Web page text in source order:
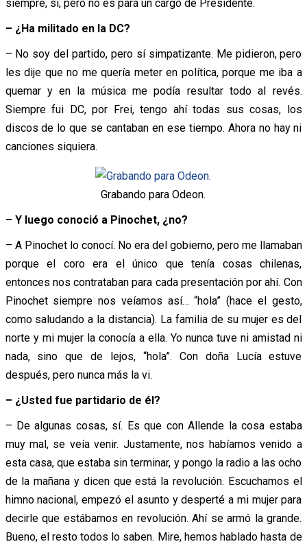
siempre, sí, pero no es para un cargo de Presidente.
– ¿Ha militado en la DC?
– No soy del partido, pero sí simpatizante. Me pidieron, pero
les dije que no me quería meter en política, porque me iba a
quemar y en la música me podía resultar todo al revés.
Siempre fui DC, por Frei, tengo ahí todas sus cosas, los
discos de lo que se cantaban en ese tiempo. Ahora no hay ni
canciones siquiera.
Grabando para Odeon.
– Y luego conoció a Pinochet, ¿no?
– A Pinochet lo conocí. No era del gobierno, pero me llamaban
porque el coro era el único que tenía cosas chilenas,
entonces nos contrataban para cada presentación por ahí. Con
Pinochet siempre nos veíamos así… “hola” (hace el gesto,
como saludando a la distancia). La familia de su mujer es del
norte y mi mujer la conocía a ella. Yo nunca tuve ni amistad ni
nada, sino que de lejos, “hola”. Con doña Lucía estuve
después, pero nunca más la vi.
– ¿Usted fue partidario de él?
– De algunas cosas, sí. Es que con Allende la cosa estaba
muy mal, se veía venir. Justamente, nos habíamos venido a
esta casa, que estaba sin terminar, y pongo la radio a las ocho
de la mañana y dicen que está la revolución. Escuchamos el
himno nacional, empezó el asunto y desperté a mi mujer para
decirle que estábamos en revolución. Ahí se armó la grande.
Bueno, el resto todos lo saben. Mire, hemos hablado hasta de